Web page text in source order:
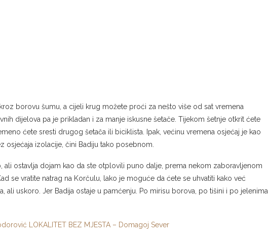
borovu šumu, a cijeli krug možete proći za nešto više od sat vremena
dijelova pa je prikladan i za manje iskusne šetače. Tijekom šetnje otkrit ćete
ćete sresti drugog šetača ili biciklista. Ipak, većinu vremena osjećaj je kao
osjećaja izolacije, čini Badiju tako posebnom.
ali ostavlja dojam kao da ste otplovili puno dalje, prema nekom zaboravljenom
se vratite natrag na Korčulu, lako je moguće da ćete se uhvatiti kako već
ali uskoro. Jer Badija ostaje u pamćenju. Po mirisu borova, po tišini i po jelenima
LOKALITET BEZ MJESTA – Domagoj Sever